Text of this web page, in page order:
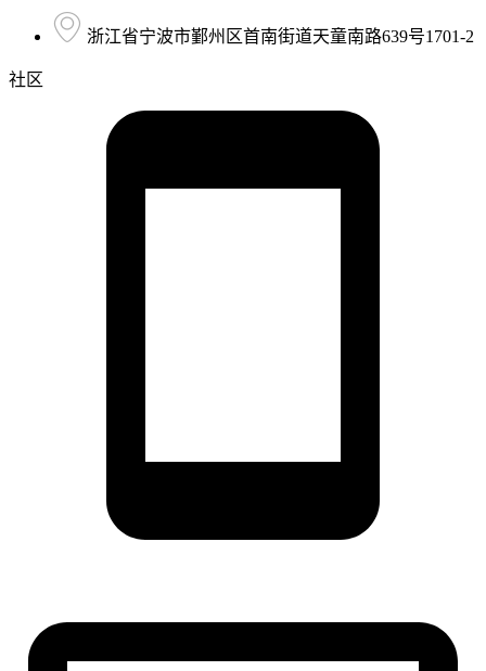
浙江省宁波市鄞州区首南街道天童南路639号1701-2
社区